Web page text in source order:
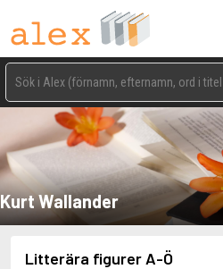
Kurt Wallander
Litterära figurer A-Ö